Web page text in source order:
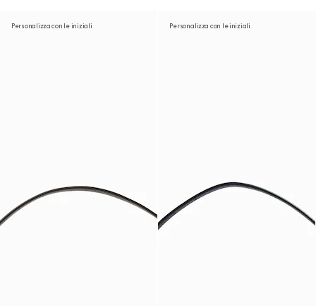
Personalizza con le iniziali Personalizza con le iniziali